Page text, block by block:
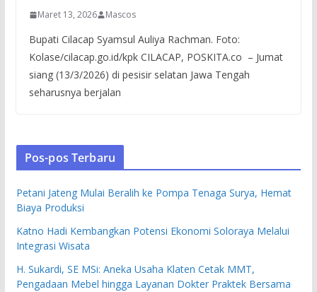
Maret 13, 2026 Mascos
Bupati Cilacap Syamsul Auliya Rachman. Foto:
Kolase/cilacap.go.id/kpk CILACAP, POSKITA.co – Jumat
siang (13/3/2026) di pesisir selatan Jawa Tengah
seharusnya berjalan
Pos-pos Terbaru
Petani Jateng Mulai Beralih ke Pompa Tenaga Surya, Hemat
Biaya Produksi
Katno Hadi Kembangkan Potensi Ekonomi Soloraya Melalui
Integrasi Wisata
H. Sukardi, SE MSi: Aneka Usaha Klaten Cetak MMT,
Pengadaan Mebel hingga Layanan Dokter Praktek Bersama